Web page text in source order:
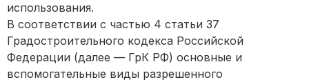
использования.
В соответствии с частью 4 статьи 37
Градостроительного кодекса Российской
Федерации (далее — ГрК РФ) основные и
вспомогательные виды разрешенного